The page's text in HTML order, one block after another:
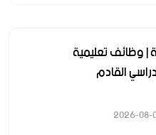
| وظائف تعليمية
القادم